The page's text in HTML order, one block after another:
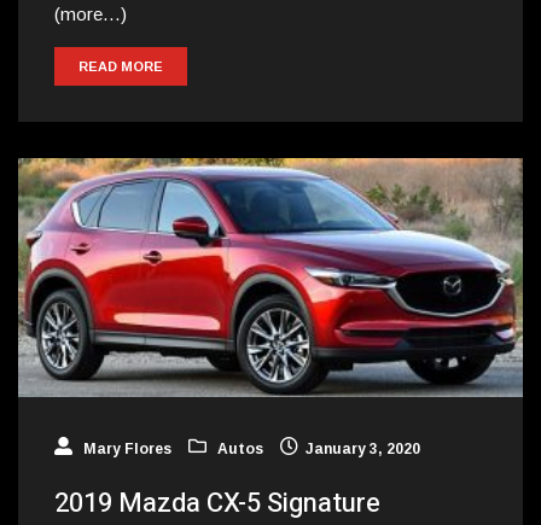
(more…)
READ MORE
Mary Flores Autos January 3, 2020
2019 Mazda CX-5 Signature